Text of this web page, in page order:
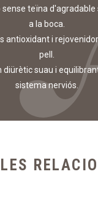
sense teïna d'agradable
a la boca.
antioxidant i
pell.
diürètic suau i
sistema nerviós.